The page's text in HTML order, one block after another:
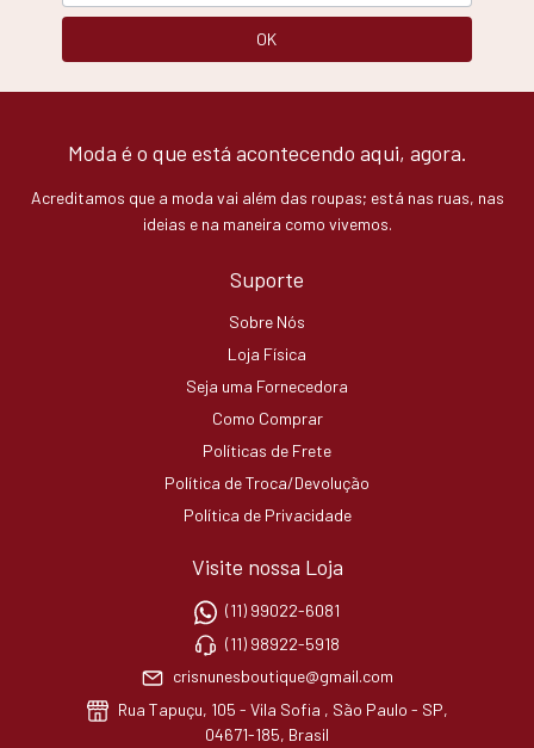
Moda é o que está acontecendo aqui, agora.
Acreditamos que a moda vai além das roupas; está nas ruas, nas
ideias e na maneira como vivemos.
Suporte
Sobre Nós
Loja Física
Seja uma Fornecedora
Como Comprar
Políticas de Frete
Política de Troca/Devolução
Política de Privacidade
Visite nossa Loja
(11) 99022-6081
(11) 98922-5918
crisnunesboutique@gmail.com
Rua Tapuçu, 105 - Vila Sofia , São Paulo - SP,
04671-185, Brasil